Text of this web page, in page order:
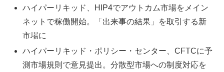
ハイパーリキッド、HIP4でアウトカム市場をメイン
ネットで稼働開始。「出来事の結果」を取引する新
市場に
ハイパーリキッド・ポリシー・センター、CFTCに予
測市場規則で意見提出。分散型市場への制度対応を